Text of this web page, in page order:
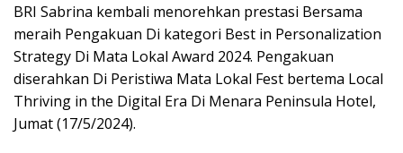
BRI Sabrina kembali menorehkan prestasi Bersama
meraih Pengakuan Di kategori Best in Personalization
Strategy Di Mata Lokal Award 2024. Pengakuan
diserahkan Di Peristiwa Mata Lokal Fest bertema Local
Thriving in the Digital Era Di Menara Peninsula Hotel,
Jumat (17/5/2024).